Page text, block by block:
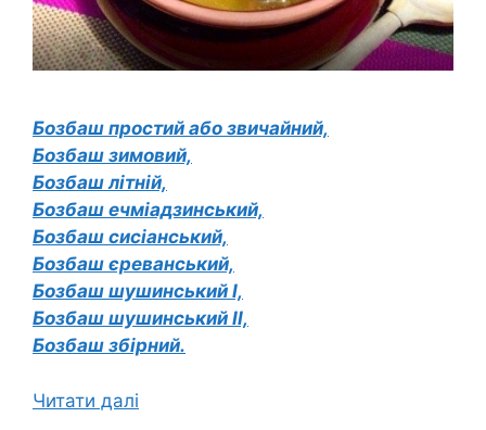
Бозбаш простий або звичайний,
Бозбаш зимовий,
Бозбаш літній,
Бозбаш ечміадзинський,
Бозбаш сисіанський,
Бозбаш єреванський,
Бозбаш шушинський I,
Бозбаш шушинський II,
Бозбаш збірний.
Читати далі